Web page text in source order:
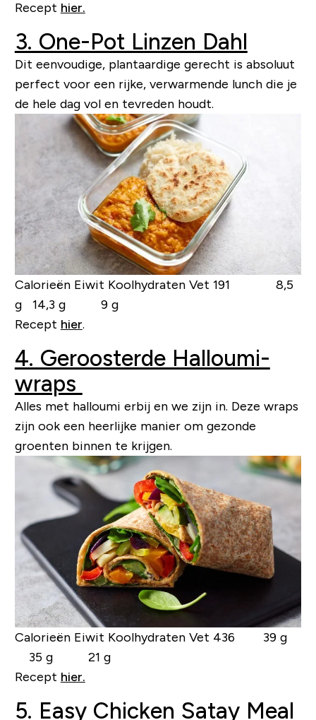
Recept hier.
3. One-Pot Linzen Dahl
Dit eenvoudige, plantaardige gerecht is absoluut
perfect voor een rijke, verwarmende lunch die je
de hele dag vol en tevreden houdt.
Calorieën Eiwit Koolhydraten Vet 191 8,5
g 14,3 g 9 g
Recept hier.
4. Geroosterde Halloumi-
wraps
Alles met halloumi erbij en we zijn in. Deze wraps
zijn ook een heerlijke manier om gezonde
groenten binnen te krijgen.
Calorieën Eiwit Koolhydraten Vet 436 39 g
35 g 21 g
Recept hier.
5. Easy Chicken Satay Meal